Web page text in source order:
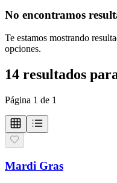
No encontramos
Te estamos mostrando
opciones.
14 resultados
Página 1 de 1
Mardi Gras